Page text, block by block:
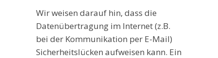
Wir weisen darauf hin, dass die
Datenübertragung im Internet (z.B.
bei der Kommunikation per E-Mail)
Sicherheitslücken aufweisen kann. Ein